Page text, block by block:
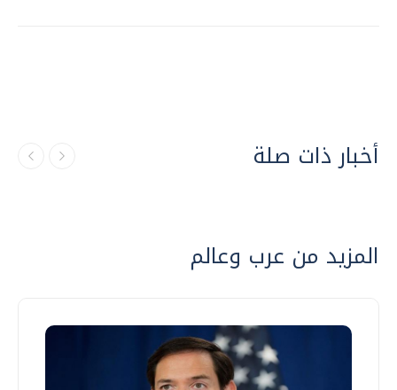
أخبار ذات صلة
المزيد من عرب وعالم